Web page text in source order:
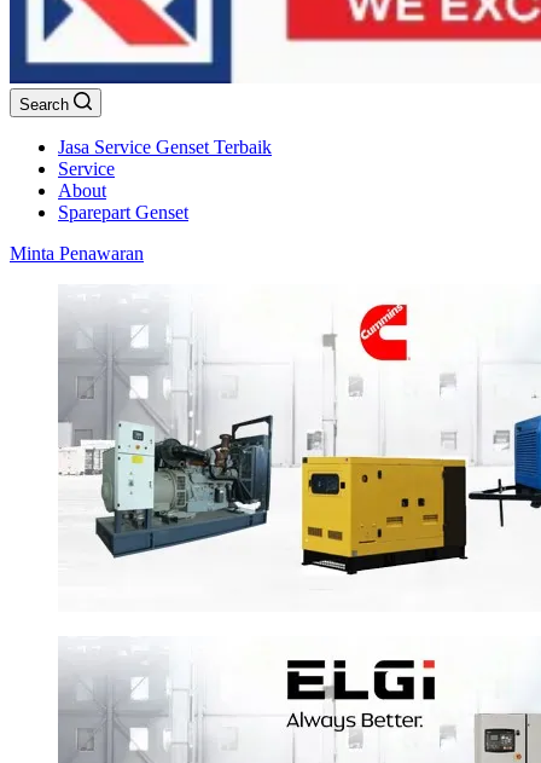
Search
Jasa Service Genset Terbaik
Service
About
Sparepart Genset
Minta Penawaran